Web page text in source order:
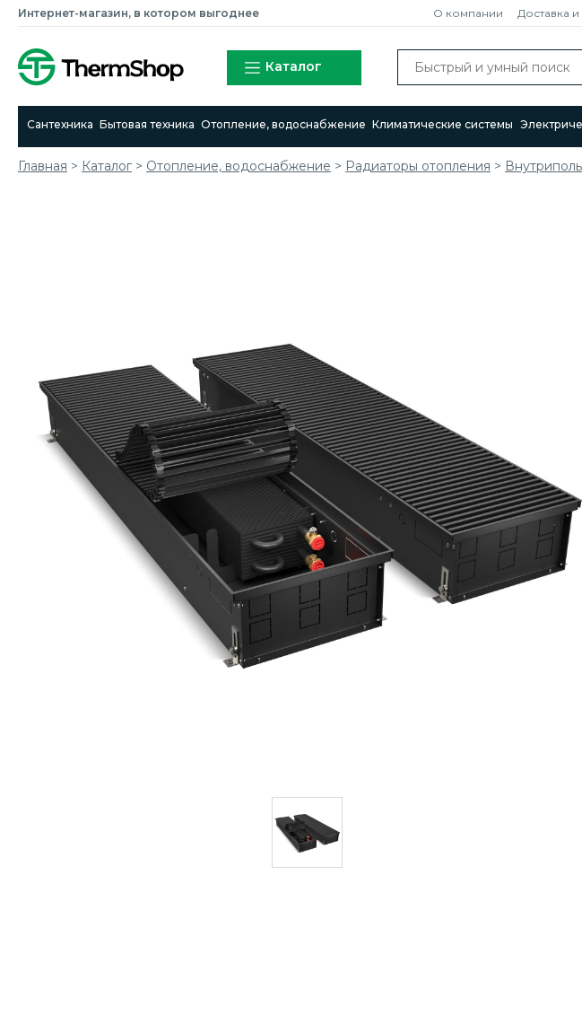
Интернет-магазин, в котором выгоднее О компании Доставка и
Каталог
Сантехника Бытовая техника Отопление, водоснабжение Климатические системы
Главная > Каталог > Отопление, водоснабжение > Радиаторы отопления >